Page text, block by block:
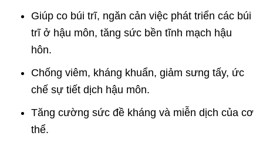
Giúp co búi trĩ, ngăn cản việc phát triển các búi
trĩ ở hậu môn, tăng sức bền tĩnh mạch hậu
hôn.
Chống viêm, kháng khuẩn, giảm sưng tấy, ức
chế sự tiết dịch hậu môn.
Tăng cường sức đề kháng và miễn dịch của cơ
thể.